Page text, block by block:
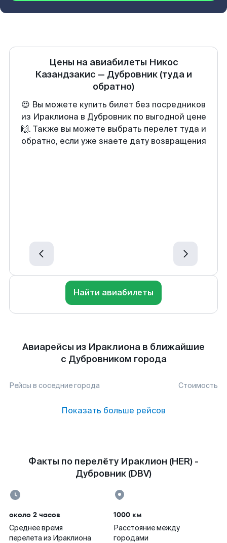
Цены на авиабилеты Никос
Казандзакис — Дубровник (туда и
обратно)
😍 Вы можете купить билет без посредников
из Ираклиона в Дубровник по выгодной цене
🙌. Также вы можете выбрать перелет туда и
обратно, если уже знаете дату возвращения
Найти авиабилеты
Авиарейсы из Ираклиона в ближайшие
с Дубровником города
Рейсы в соседние города Стоимость
Показать больше рейсов
Факты по перелёту Ираклион (HER) -
Дубровник (DBV)
около 2 часов
Среднее время
перелета из Ираклиона
1000 км
Расстояние между
городами